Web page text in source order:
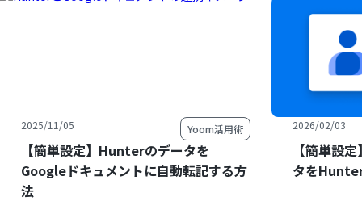
2025/11/05 Yoom活用術
【簡単設定】Hunterのデータを
Googleドキュメントに自動転記する方
法
2026/02/03
【簡単設
タを